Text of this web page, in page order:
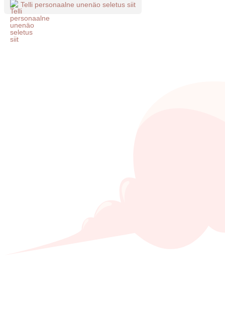
Telli personaalne unenäo seletus siit